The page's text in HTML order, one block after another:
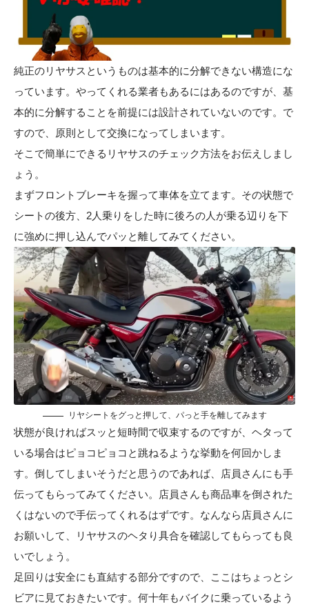
純正のリヤサスというものは基本的に分解できない構造にな
っています。やってくれる業者もあるにはあるのですが、基
本的に分解することを前提には設計されていないのです。で
すので、原則として交換になってしまいます。
そこで簡単にできるリヤサスのチェック方法をお伝えしまし
ょう。
まずフロントブレーキを握って車体を立てます。その状態で
シートの後方、2人乗りをした時に後ろの人が乗る辺りを下
に強めに押し込んでパッと離してみてください。
リヤシートをグっと押して、パっと手を離してみます
状態が良ければスッと短時間で収束するのですが、ヘタって
いる場合はピョコピョコと跳ねるような挙動を何回かしま
す。倒してしまいそうだと思うのであれば、店員さんにも手
伝ってもらってみてください。店員さんも商品車を倒された
くはないので手伝ってくれるはずです。なんなら店員さんに
お願いして、リヤサスのヘタり具合を確認してもらっても良
いでしょう。
足回りは安全にも直結する部分ですので、ここはちょっとシ
ビアに見ておきたいです。何十年もバイクに乗っているよう